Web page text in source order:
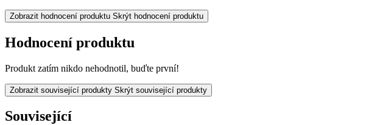
Zobrazit hodnocení produktu Skrýt hodnocení produktu
Hodnocení produktu
Produkt zatím nikdo nehodnotil, buďte první!
Zobrazit související produkty Skrýt související produkty
Související